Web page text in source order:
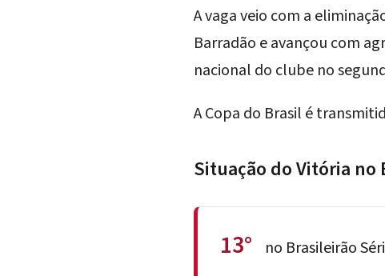
A vaga veio com a
Barradão e avançou com
nacional do clube no
A Copa do Brasil é
Situação do Vitória no
13° no Brasileirão